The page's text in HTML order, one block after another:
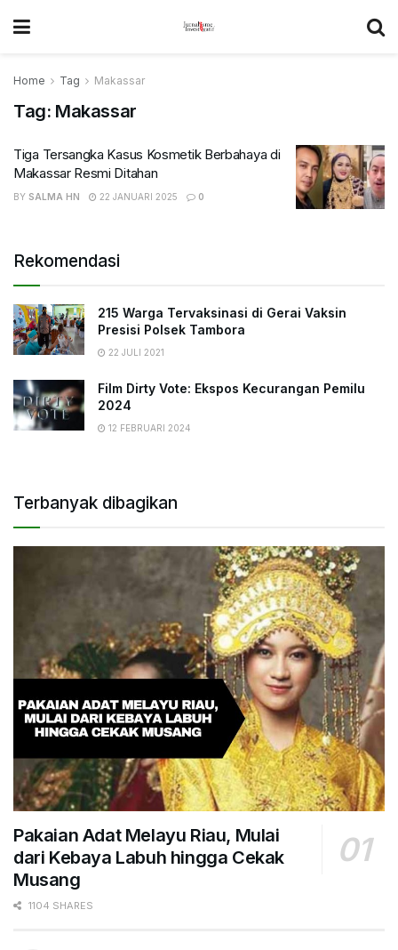
Home Tag Makassar
Tag: Makassar
Tiga Tersangka Kasus Kosmetik Berbahaya di
Makassar Resmi Ditahan
BY SALMA HN 22 JANUARI 2025 0
Rekomendasi
215 Warga Tervaksinasi di Gerai Vaksin
Presisi Polsek Tambora
22 JULI 2021
Film Dirty Vote: Ekspos Kecurangan Pemilu
2024
12 FEBRUARI 2024
Terbanyak dibagikan
Pakaian Adat Melayu Riau, Mulai
dari Kebaya Labuh hingga Cekak
Musang
1104 SHARES